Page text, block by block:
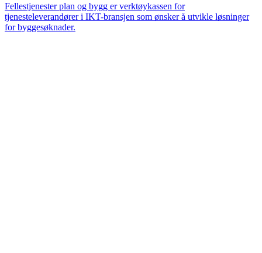
Fellestjenester plan og bygg er verktøykassen for
tjenesteleverandører i IKT-bransjen som ønsker å utvikle løsninger
for byggesøknader.